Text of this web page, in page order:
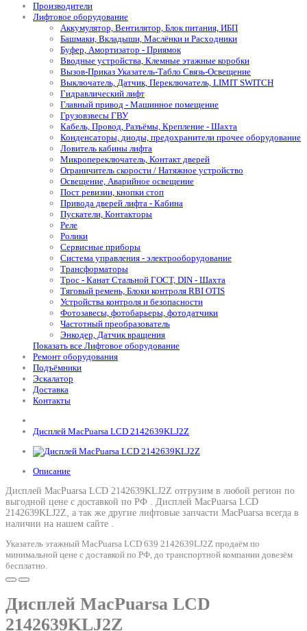
Производители
Лифтовое оборудование
Аккумулятор, Вентилятор, Блок питания, ИБП
Башмаки, Вкладыши, Маслёнки и Расходники
Буфер, Амортизатор - Приямок
Вводные устройства, Клемные этажные коробки
Вызов-Приказ Указатель-Табло Связь-Освещение
Выключатель, Датчик, Переключатель, LIMIT SWITCH
Гидравлический лифт
Главный привод - Машинное помещение
Грузовзвесы ГВУ
Кабель, Провод, Разъёмы, Крепление - Шахта
Конденсаторы, диоды, предохранители прочее оборудование
Ловитель кабины лифта
Микропереключатель, Контакт дверей
Ограничитель скорости / Натяжное устройство
Освещение, Аварийное освещение
Пост ревизии, кнопки стоп
Привода дверей лифта - Кабина
Пускатели, Контакторы
Реле
Ролики
Сервисные приборы
Система управления - электрооборудование
Трансформаторы
Трос - Канат Стальной ГОСТ, DIN - Шахта
Тяговый ремень, Блоки контроля RBI OTIS
Устройства контроля и безопасности
Фотозавесы, фотобарьеры, фотодатчики
Частотный преобразователь
Энкодер, Датчик вращения
Показать все Лифтовое оборудование
Ремонт оборудования
Подъёмники
Эскалатор
Доставка
Контакты
Дисплей MacPuarsa LCD 2142639KLJ2Z
Описание
Дисплей MacPuarsa LCD 2142639KLJ2Z отгрузим в любой регион по
выгодной цене с доставкой по РФ . Дисплей MacPuarsa LCD
2142639KLJ2Z, а так же другие лифтовые запчасти MacPuarsa всегда в
наличии на нашем сайте .
Указатель этажный MacPuarsa LCD 639 2142639LJ2Z продаём по
минимальной цене с доставкой по РФ, до транспортной компании довезём
бесплатно.
Дисплей MacPuarsa LCD
2142639KLJ2Z